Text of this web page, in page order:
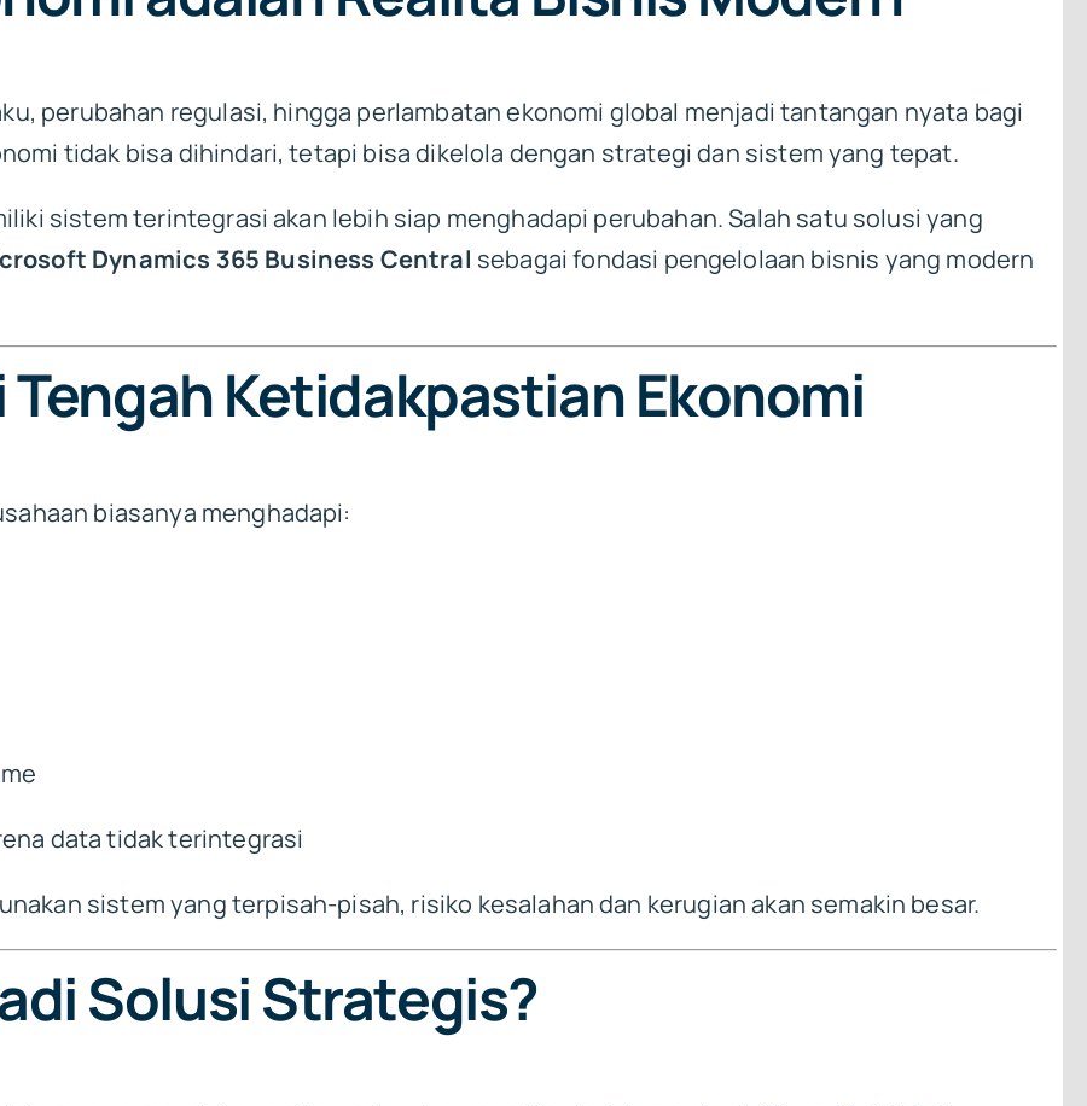
perubahan regulasi, hingga perlambatan ekonomi global menjadi tantangan nyata bagi
tidak bisa dihindari, tetapi bisa dikelola dengan strategi dan sistem yang tepat.
sistem terintegrasi akan lebih siap menghadapi perubahan. Salah satu solusi yang
Dynamics 365 Business Central sebagai fondasi pengelolaan bisnis yang modern
Ketidakpastian Ekonomi
biasanya menghadapi:
data tidak terintegrasi
sistem yang terpisah-pisah, risiko kesalahan dan kerugian akan semakin besar.
Solusi Strategis?